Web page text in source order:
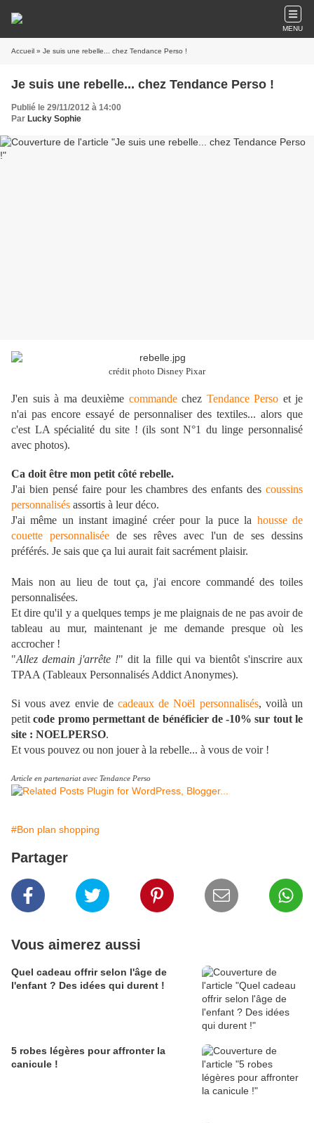
MENU
Accueil » Je suis une rebelle... chez Tendance Perso !
Je suis une rebelle... chez Tendance Perso !
Publié le 29/11/2012 à 14:00
Par Lucky Sophie
crédit photo Disney Pixar
J'en suis à ma deuxième commandechez Tendance Perso et je
n'ai pas encore essayé de personnaliser des textiles... alors que
c'est LA spécialité du site ! (ils sont N°1 du linge personnalisé
avec photos).
Ca doit être mon petit côté rebelle.
J'ai bien pensé faire pour les chambres des enfants des coussins
personnalisés assortis à leur déco.
J'ai même un instant imaginé créer pour la puce la housse de
couette personnaliséede ses rêves avec l'un de ses dessins
préférés. Je sais que ça lui aurait fait sacrément plaisir.
Mais non au lieu de tout ça, j'ai encore commandé des toiles
personnalisées.
Et dire qu'il y a quelques temps je me plaignais de ne pas avoir de
tableau au mur, maintenant je me demande presque où les
accrocher !
"Allez demain j'arrête !" dit la fille qui va bientôt s'inscrire aux
TPAA (Tableaux Personnalisés Addict Anonymes).
Si vous avez envie de cadeaux de Noël personnalisés, voilà un
petitcode promo permettant de bénéficier de -10% sur tout le
site : NOELPERSO.
Et vous pouvez ou non jouer à la rebelle... à vous de voir !
Article en partenariat avec Tendance Perso
#Bon plan shopping
Partager
Vous aimerez aussi
Quel cadeau offrir selon l'âge de
l'enfant ? Des idées qui durent !
5 robes légères pour affronter la
canicule !